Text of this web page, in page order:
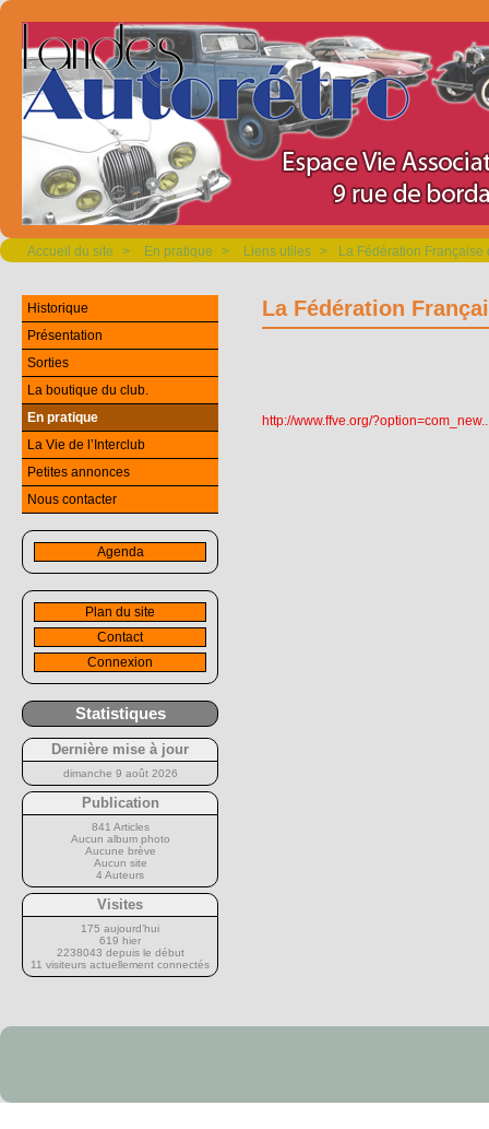
Accueil du site > En pratique > Liens utiles > La Fédération Française
La Fédération
http://www.ffve.org/?option=com_new
Historique
Présentation
Sorties
La boutique du club.
En pratique
La Vie de l’Interclub
Petites annonces
Nous contacter
Agenda
Plan du site
Contact
Connexion
Statistiques
Dernière mise à jour
dimanche 9 août 2026
Publication
841 Articles
Aucun album photo
Aucune brève
Aucun site
4 Auteurs
Visites
175 aujourd’hui
619 hier
2238043 depuis le début
11 visiteurs actuellement connectés